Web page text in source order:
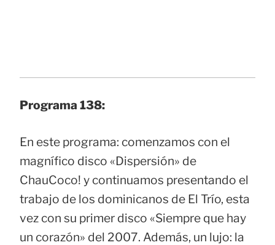
Programa 138:
En este programa: comenzamos con el
magnífico disco «Dispersión» de
ChauCoco! y continuamos presentando el
trabajo de los dominicanos de El Trío, esta
vez con su primer disco «Siempre que hay
un corazón» del 2007. Además, un lujo: la